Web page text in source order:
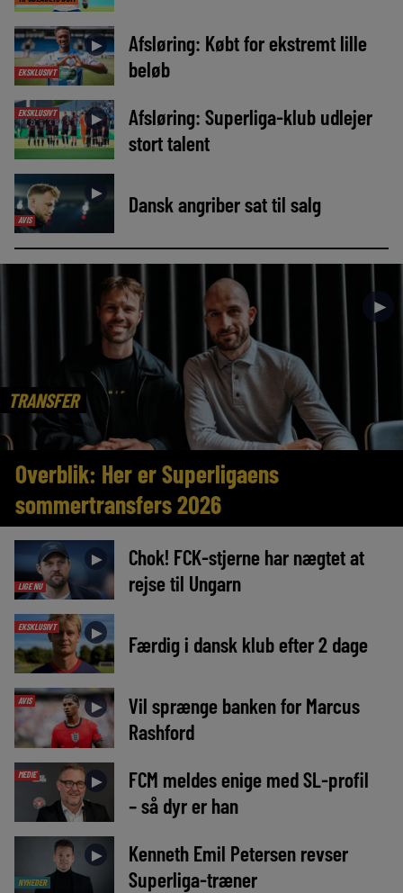
EKSKLUSIVT
►
Afsløring: Købt for ekstremt lille
beløb
EKSKLUSIVT ►
Afsløring: Superliga-klub udlejer
stort talent
AVIS
► Dansk angriber sat til salg
TRANSFER
►
Overblik: Her er Superligaens
sommertransfers 2026
LIGE NU
►
Chok! FCK-stjerne har nægtet at
rejse til Ungarn
EKSKLUSIVT ► Færdig i dansk klub efter 2 dage
AVIS ►
Vil sprænge banken for Marcus
Rashford
MEDIE ►
FCM meldes enige med SL-profil
– så dyr er han
NYHEDER
►
Kenneth Emil Petersen revser
Superliga-træner